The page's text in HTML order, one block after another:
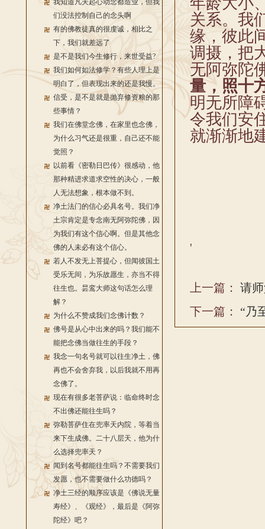
我知道凡夫起心动念都造业，但我
们没法控制自己的念头啊
有的佛教徒真的很虔诚，相比之
下，我们就差远了
是不是我们今生修行，来世受益?
我们如何如法修学？有些人理上是
明白了，但表现出来的还是我慢。
信受，是不是就是抛弃修资粮的那
些事情？
我们在佛堂念佛，在家里也念佛，
为什么习气还是很重，自己还不能
觉照？
以前看《密勒日巴传》很感动，他
那种精进求道求空性的决心，一般
人无法想象，根本做不到。
净土法门的信心必具名号。我们净
土宗肯定是专念南无阿弥陀佛，因
为我们有这个信心啊。但是其他念
佛的人未必有这个信心。
若人不发无上菩提心，但闻彼国土
受乐无间，为乐故愿生，亦当不得
往生也。昙鸾大师这句话怎么理
解？
为什么不赞成我们念佛计数？
佛号是从心中出来的吗？我们能不
能把念佛当做往生的手段？
我念一句名号就可以往生净土，佛
再也不会舍弃我，以后我就不用再
念佛了。
现在有很多老菩萨说：临命终时念
不出佛还能往生吗？
弥勒菩萨住在兜率天内院，等着当
来下生成佛。二十八层天，他为什
么选择兜率天？
闻到名号都能往生吗？不需要我们
发愿，也不需要做什么功德吗？
净土三经的顺序应该是《佛说无量
寿经》、《观经》，最后是《阿弥
陀经》吧？
关系。我
缘，彼此
调摄，把
无阿弥陀
量，照十
明无所障
令我们安
就渐渐地
'
上一篇： 请
下一篇： “乃